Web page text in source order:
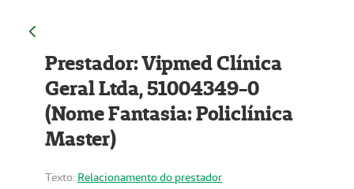
Prestador: Vipmed Clínica
Geral Ltda, 51004349-0
(Nome Fantasia: Policlínica
Master)
Texto: Relacionamento do prestador